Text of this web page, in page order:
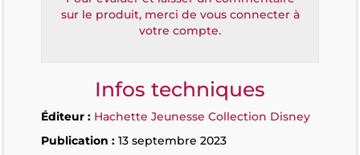
sur le produit, merci de vous connecter à
votre compte.
Infos techniques
Éditeur : Hachette Jeunesse Collection Disney
Publication : 13 septembre 2023